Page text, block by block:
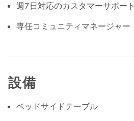
週7日対応のカスタマーサポート
専任コミュニティマネージャー
設備
ベッドサイドテーブル